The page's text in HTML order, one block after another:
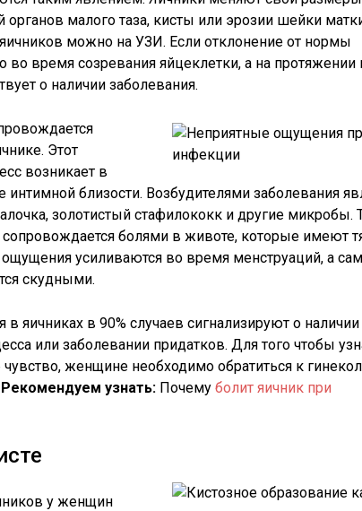
органов малого таза, кисты или эрозии шейки
можно на УЗИ. Если отклонение от нормы
во время созревания яйцеклетки, а на протяжении
о наличии заболевания.
Этот
возникает в
интимной близости. Возбудителями заболевания
золотистый стафилококк и другие микробы.
болями в животе, которые имеют
усиливаются во время менструаций, а
скудными.
яичниках в 90% случаев сигнализируют о наличии
или заболевании придатков. Для того чтобы
чувство, женщине необходимо обратиться к
Рекомендуем узнать: Почему болит яичник при
у женщин